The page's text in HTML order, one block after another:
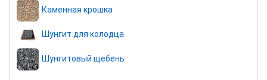
Каменная крошка
Шунгит для колодца
Шунгитовый щебень